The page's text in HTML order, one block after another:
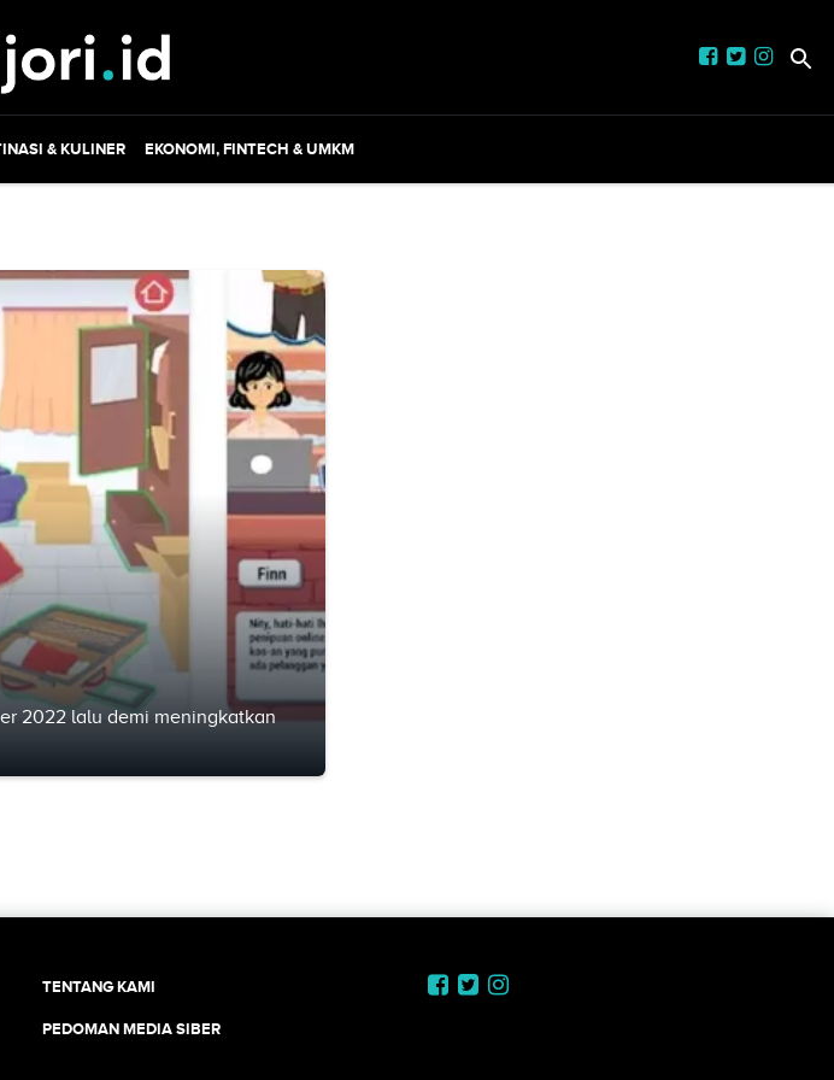
& KULINER EKONOMI, FINTECH & UMKM
2022 lalu demi meningkatkan
TENTANG KAMI
PEDOMAN MEDIA SIBER